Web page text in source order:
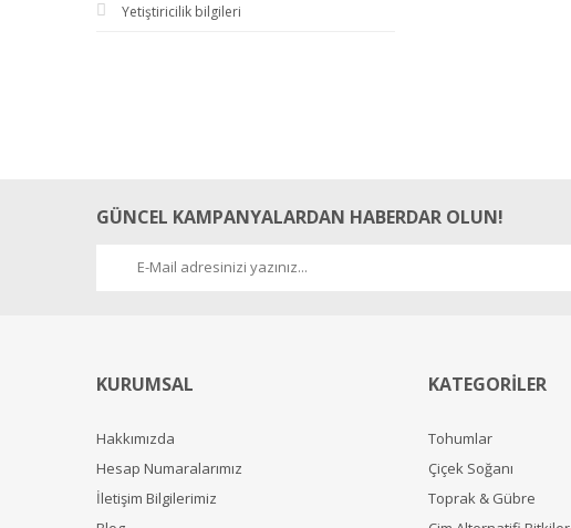
Yetiştiricilik bilgileri
GÜNCEL KAMPANYALARDAN HABERDAR OLUN!
KURUMSAL
Hakkımızda
Hesap Numaralarımız
İletişim Bilgilerimiz
KATEGORİLER
Tohumlar
Çiçek Soğanı
Toprak & Gübre